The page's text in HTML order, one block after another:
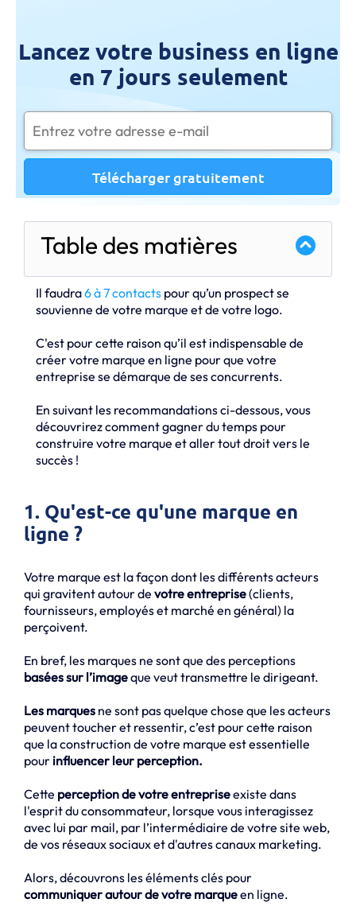
Lancez votre business en ligne
en 7 jours seulement
Télécharger gratuitement
Table des matières
Il faudra6 à 7 contacts pour qu’un prospect se
souvienne de votre marque et de votre logo.
C'est pour cette raison qu’il est indispensable de
créer votre marque en ligne pour que votre
entreprise se démarque de ses concurrents.
En suivant les recommandations ci-dessous, vous
découvrirez comment gagner du temps pour
construire votre marque et aller tout droit vers le
succès !
1. Qu'est-ce qu'une marque en
ligne ?
Votre marque est la façon dont les différents acteurs
qui gravitent autour de votre entreprise(clients,
fournisseurs, employés et marché en général) la
perçoivent.
En bref, les marques ne sont que des perceptions
basées sur l’imageque veut transmettre le dirigeant.
Les marques ne sont pas quelque chose que les acteurs
peuvent toucher et ressentir, c’est pour cette raison
que la construction de votre marque est essentielle
pour influencer leur perception.
Cette perception de votre entrepriseexiste dans
l'esprit du consommateur, lorsque vous interagissez
avec lui par mail, par l’intermédiaire de votre site web,
de vos réseaux sociaux et d'autres canaux marketing.
Alors, découvrons les éléments clés pour
communiquer autour de votre marqueen ligne.